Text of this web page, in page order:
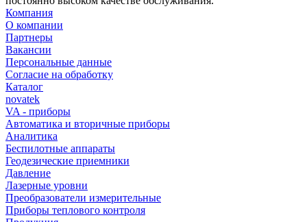
Компания
О компании
Партнеры
Вакансии
Персональные данные
Согласие на обработку
Каталог
novatek
VA - приборы
Автоматика и вторичные приборы
Аналитика
Беспилотные аппараты
Геодезические приемники
Давление
Лазерные уровни
Преобразователи измерительные
Приборы теплового контроля